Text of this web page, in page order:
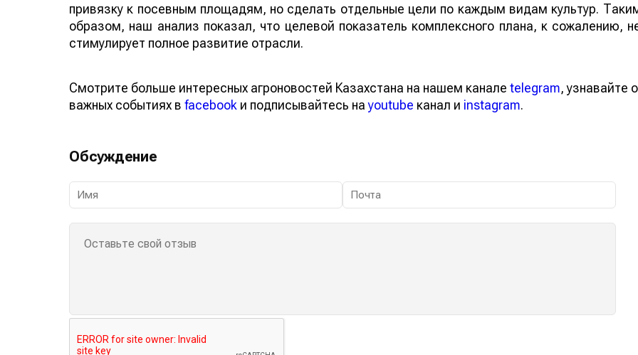
привязку к посевным площадям, но сделать отдельные цели по каждым видам культур.
образом, наш анализ показал, что целевой показатель комплексного плана, к сожалению,
стимулирует полное развитие отрасли.
Смотрите больше интересных агроновостей Казахстана на нашем канале telegram, узнавайте о
важных событиях в facebook и подписывайтесь наyoutube канал и instagram.
Обсуждение